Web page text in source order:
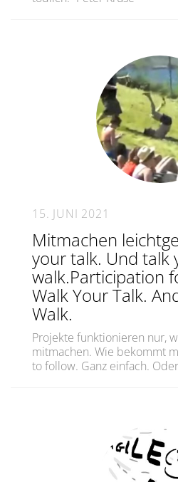
15. JUNI 2021
Mitmachen
your talk. Und talk
walk.Participation
Walk Your Talk.
Walk.
Projekte funktionieren nur,
mitmachen. Wie bekommt
to follow. Ganz einfach.